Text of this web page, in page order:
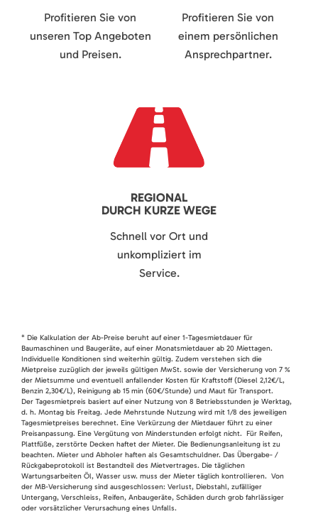
Profitieren Sie von
unseren Top Angeboten
und Preisen.
Profitieren Sie von
einem persönlichen
Ansprechpartner.
REGIONAL
DURCH KURZE WEGE
Schnell vor Ort und
unkompliziert im
Service.
* Die Kalkulation der Ab-Preise beruht auf einer 1-Tagesmietdauer für
Baumaschinen und Baugeräte, auf einer Monatsmietdauer ab 20 Miettagen.
Individuelle Konditionen sind weiterhin gültig. Zudem verstehen sich die
Mietpreise zuzüglich der jeweils gültigen MwSt. sowie der Versicherung von 7 %
der Mietsumme und eventuell anfallender Kosten für Kraftstoff (Diesel 2,12€/L,
Benzin 2,30€/L), Reinigung ab 15 min (60€/Stunde) und Maut für Transport.
Der Tagesmietpreis basiert auf einer Nutzung von 8 Betriebsstunden je Werktag,
d. h. Montag bis Freitag. Jede Mehrstunde Nutzung wird mit 1/8 des jeweiligen
Tagesmietpreises berechnet. Eine Verkürzung der Mietdauer führt zu einer
Preisanpassung. Eine Vergütung von Minderstunden erfolgt nicht. Für Reifen,
Plattfüße, zerstörte Decken haftet der Mieter. Die Bedienungsanleitung ist zu
beachten. Mieter und Abholer haften als Gesamtschuldner. Das Übergabe- /
Rückgabeprotokoll ist Bestandteil des Mietvertrages. Die täglichen
Wartungsarbeiten Öl, Wasser usw. muss der Mieter täglich kontrollieren. Von
der MB-Versicherung sind ausgeschlossen: Verlust, Diebstahl, zufälliger
Untergang, Verschleiss, Reifen, Anbaugeräte, Schäden durch grob fahrlässiger
oder vorsätzlicher Verursachung eines Unfalls.